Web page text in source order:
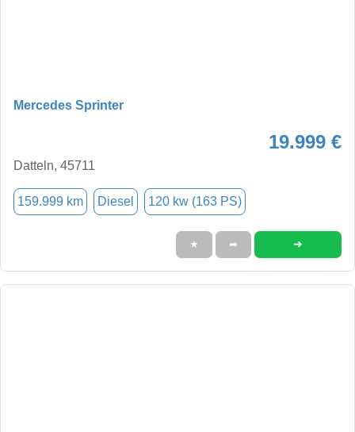
Mercedes Sprinter
19.999 €
Datteln, 45711
159.999 km Diesel 120 kw (163 PS)
★ ➦ ➜